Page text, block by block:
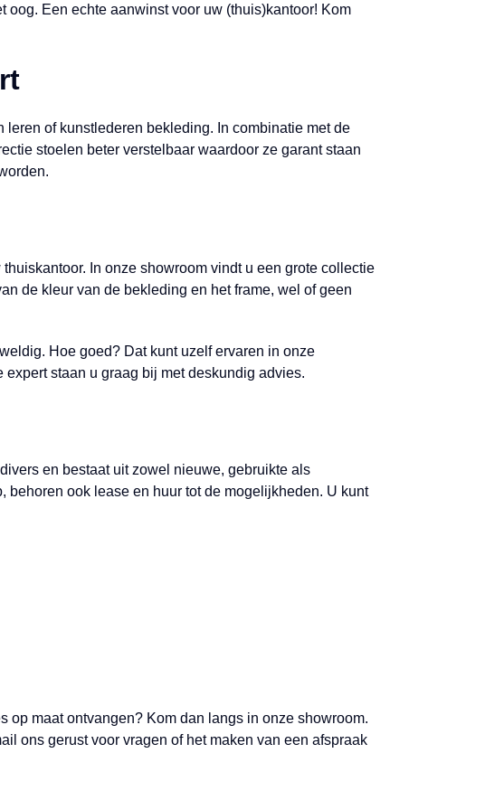
Een echte aanwinst voor uw (thuis)kantoor! Kom
of kunstlederen bekleding. In combinatie met de
stoelen beter verstelbaar waardoor ze garant staan
In onze showroom vindt u een grote collectie
de kleur van de bekleding en het frame, wel of geen
Hoe goed? Dat kunt uzelf ervaren in onze
staan u graag bij met deskundig advies.
en bestaat uit zowel nieuwe, gebruikte als
ook lease en huur tot de mogelijkheden. U kunt
maat ontvangen? Kom dan langs in onze showroom.
ons gerust voor vragen of het maken van een afspraak